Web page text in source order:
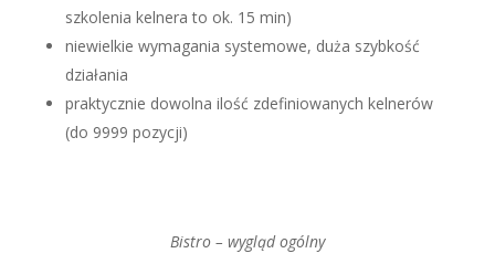
szkolenia kelnera to ok. 15 min)
niewielkie wymagania systemowe, duża szybkość
działania
praktycznie dowolna ilość zdefiniowanych kelnerów
(do 9999 pozycji)
Bistro – wygląd ogólny